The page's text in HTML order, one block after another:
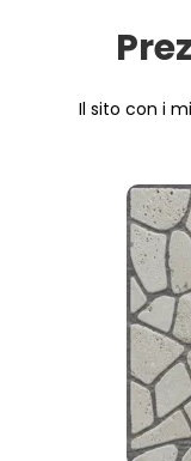
Il sito con i